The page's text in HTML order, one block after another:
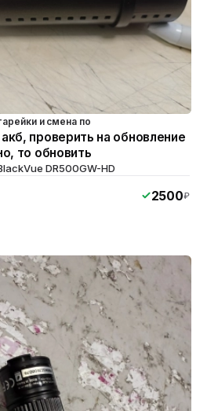
и смена по
проверить на обновление
то обновить
DR500GW-HD
2500₽